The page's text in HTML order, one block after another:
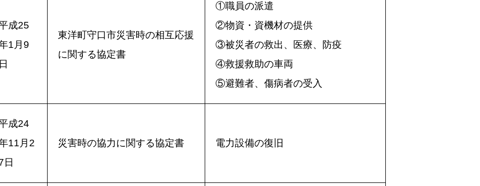
成25
1月9
日
東洋町守口市災害時の相互応援
に関する協定書
①職員の派遣
②物資・資機材の提供
③被災者の救出、医療、防疫
④救援救助の車両
⑤避難者、傷病者の受入
成24
11月2
日
災害時の協力に関する協定書 電力設備の復旧